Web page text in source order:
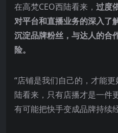
在高梵CEO西陆看来， 过度
对平台和直播业务的深入了
沉淀品牌粉丝，与达人的合
险。
“店铺是我们自己的，才能
陆看来，只有店播才是一件
有可能把快手变成品牌持续